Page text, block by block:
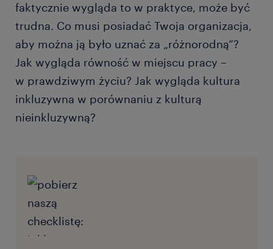
faktycznie wygląda to w praktyce, może być
trudna. Co musi posiadać Twoja organizacja,
aby można ją było uznać za „różnorodną”?
Jak wygląda równość w miejscu pracy –
w prawdziwym życiu? Jak wygląda kultura
inkluzywna w porównaniu z kulturą
nieinkluzywną?